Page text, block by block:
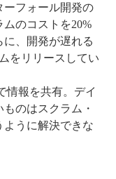
ーフォール開発の
のコストを20%
、開発が遅れる
をリリースしてい
情報を共有。デイ
のはスクラム・
ように解決できな